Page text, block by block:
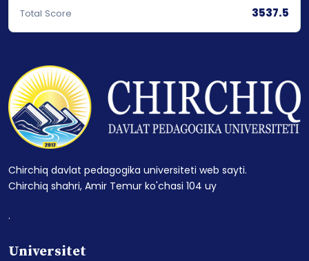
Total Score 3537.5
Chirchiq davlat pedagogika universiteti web sayti.
Chirchiq shahri, Amir Temur ko'chasi 104 uy
.
Universitet